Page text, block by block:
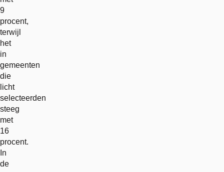
9
procent,
terwijl
het
in
gemeenten
die
licht
selecteerden
steeg
met
16
procent.
In
de